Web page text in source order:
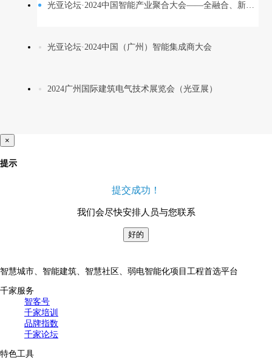
光亚论坛·2024中国智能产业聚合大会——全融合、新设计、引破局
光亚论坛·2024中国（广州）智能集成商大会
2024广州国际建筑电气技术展览会（光亚展）
×
提示
提交成功！
我们会尽快安排人员与您联系
好的
智慧城市、智能建筑、智慧社区、弱电智能化项目工程首选平台
千家服务
智客号
千家培训
品牌指数
千家论坛
特色工具